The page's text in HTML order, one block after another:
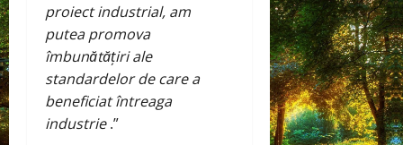
proiect industrial, am
putea promova
îmbunătățiri ale
standardelor de care a
beneficiat întreaga
industrie.”